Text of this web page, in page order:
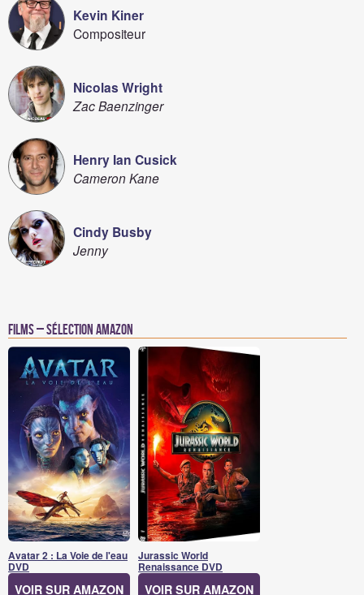
Kevin Kiner
Compositeur
Nicolas Wright
Zac Baenzinger
Henry Ian Cusick
Cameron Kane
Cindy Busby
Jenny
Films – Sélection Amazon
Avatar 2 : La Voie de l'eau
DVD
VOIR SUR AMAZON
Jurassic World
Renaissance DVD
VOIR SUR AMAZON